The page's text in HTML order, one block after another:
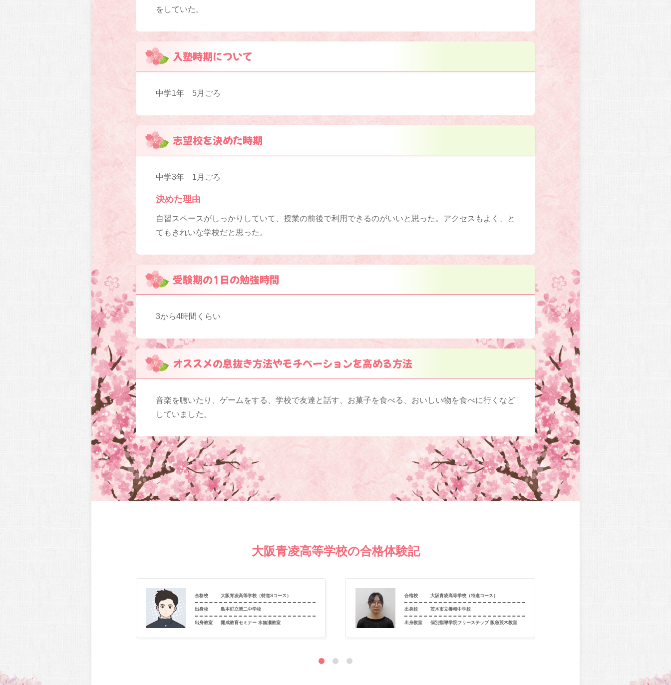
をしていた。
入塾時期について
中学1年 5月ごろ
志望校を決めた時期
中学3年 1月ごろ
決めた理由
自習スペースがしっかりしていて、授業の前後で利用できるのがいいと思った。アクセスもよく、と
てもきれいな学校だと思った。
受験期の1日の勉強時間
3から4時間くらい
オススメの息抜き方法やモチベーションを高める方法
音楽を聴いたり、ゲームをする、学校で友達と話す、お菓子を食べる、おいしい物を食べに行くなど
していました。
大阪青凌高等学校の合格体験記
合格校 大阪青凌高等学校（特進Sコース）
出身校 島本町立第二中学校
出身教室 開成教育セミナー 水無瀬教室
合格校 大阪青凌高等学校（特進コース）
出身校 茨木市立養精中学校
出身教室 個別指導学院フリーステップ 阪急茨木教室